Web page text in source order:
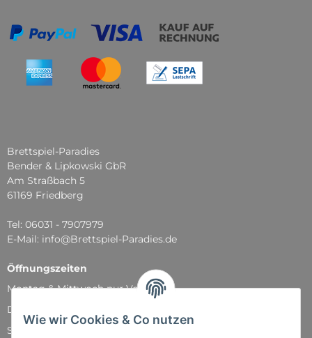
Wie wir Cookies & Co nutzen
Brettspiel-Paradies
Bender & Lipkowski GbR
Am Straßbach 5
61169 Friedberg
Tel: 06031 - 7907979
E-Mail: info@Brettspiel-Paradies.de
Öffnungszeiten
Montag & Mittwoch nur Versand
Dienstag, Donnerstag und Freitag: 11:00 - 18:30 Uhr
Samstag: 11:00 - 14:00 Uhr